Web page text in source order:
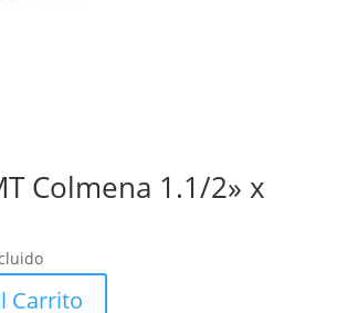
Colmena 1.1/2» x
Carrito